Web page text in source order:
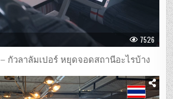
7526
กัวลาลัมเปอร์ หยุดจอดสถานีอะไรบ้าง